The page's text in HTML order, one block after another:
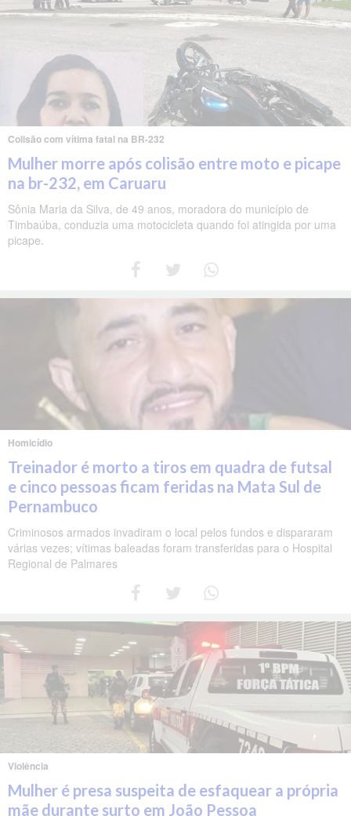
Colisão com vítima fatal na BR-232
Mulher morre após colisão entre moto e picape
na br-232, em Caruaru
Sônia Maria da Silva, de 49 anos, moradora do município de
Timbaúba, conduzia uma motocicleta quando foi atingida por uma
picape.
Homicídio
Treinador é morto a tiros em quadra de futsal
e cinco pessoas ficam feridas na Mata Sul de
Pernambuco
Criminosos armados invadiram o local pelos fundos e dispararam
várias vezes; vítimas baleadas foram transferidas para o Hospital
Regional de Palmares
Violência
Mulher é presa suspeita de esfaquear a própria
mãe durante surto em João Pessoa